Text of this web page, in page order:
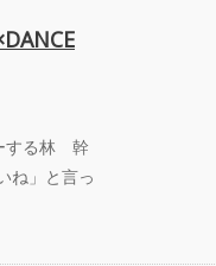
する林 幹
ね」と言っ